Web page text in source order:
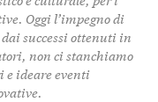
Oggi l’impegno di
successi ottenuti in
non ci stanchiamo
ideare eventi